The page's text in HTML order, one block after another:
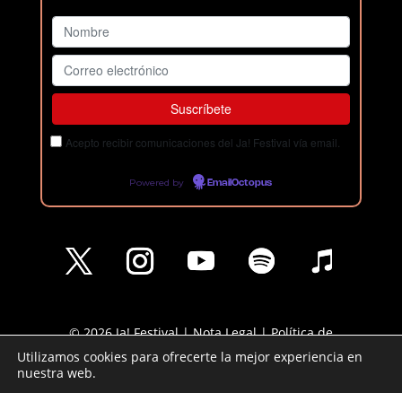
Acepto recibir comunicaciones del Ja! Festival vía email.
Powered by EmailOctopus
© 2026 Ja! Festival |Nota Legal|Política de
Privacidad|Política de cookies
Utilizamos cookies para ofrecerte la mejor experiencia en
nuestra web.